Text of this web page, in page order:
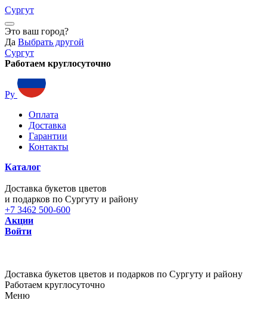
Сургут
Это ваш город?
Да Выбрать другой
Сургут
Работаем круглосуточно
Ру
Оплата
Доставка
Гарантии
Контакты
Каталог
Доставка букетов цветов
и подарков по Сургуту и району
+7 3462 500-600
Акции
Войти
Доставка букетов цветов и подарков по Сургуту и району
Работаем круглосуточно
Меню